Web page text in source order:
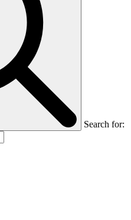
Search for: